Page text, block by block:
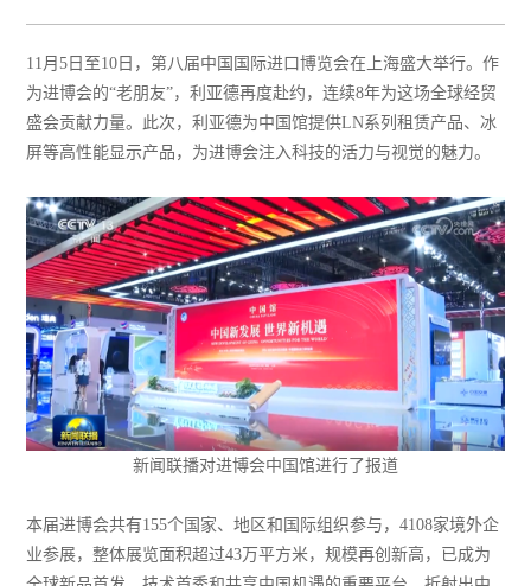
11月5日至10日，第八届中国国际进口博览会在上海盛大举行。作
为进博会的“老朋友”，利亚德再度赴约，连续8年为这场全球经贸
盛会贡献力量。此次，利亚德为中国馆提供LN系列租赁产品、冰
屏等高性能显示产品，为进博会注入科技的活力与视觉的魅力。
新闻联播对进博会中国馆进行了报道
本届进博会共有155个国家、地区和国际组织参与，4108家境外企
业参展，整体展览面积超过43万平方米，规模再创新高，已成为